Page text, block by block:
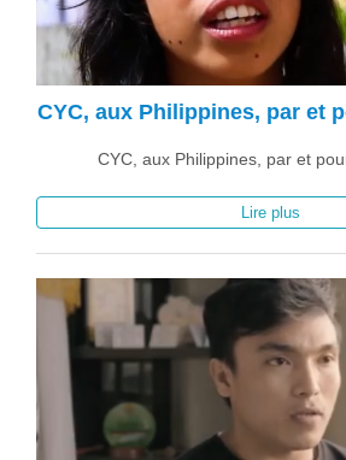
CYC, aux Philippines, par et
CYC, aux Philippines, par et
Lire plus